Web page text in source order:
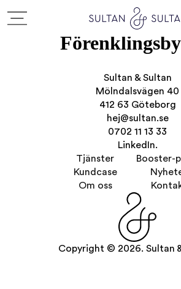
Sultan & Sultan
Mölndalsvägen 40
412 63 Göteborg
hej@sultan.se
0702 11 13 33
LinkedIn.
Tjänster
Kundcase
Om oss
Booster-
Copyright © 2026. Sultan